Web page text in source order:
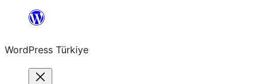
İçeriğe
WordPress Türkiye